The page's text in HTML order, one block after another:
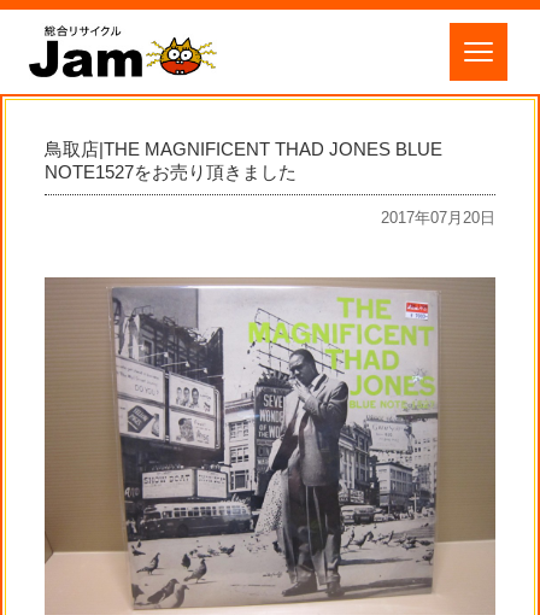
鳥取店|THE MAGNIFICENT THAD JONES BLUE
NOTE1527をお売り頂きました
2017年07月20日